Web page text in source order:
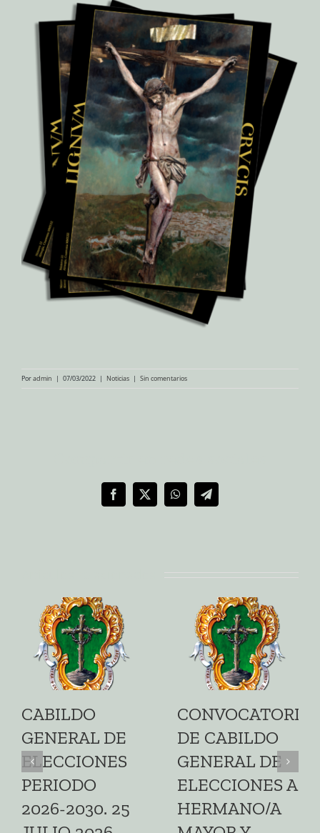
Poradmin | 07/03/2022 | Noticias | Sin comentarios
Facebook
X WhatsAppTelegram
CABILDO
GENERAL DE
ELECCIONES
PERIODO
2026-2030. 25
CONVOCATORIA
DE CABILDO
GENERAL DE
ELECCIONES A
HERMANO/A